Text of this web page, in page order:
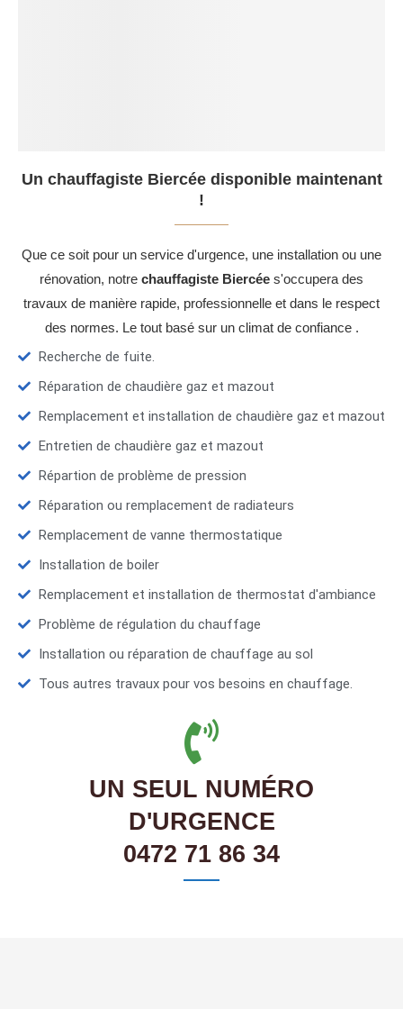
Un chauffagiste Biercée disponible maintenant
!
Que ce soit pour un service d'urgence, une installation ou une
rénovation, notre chauffagiste Biercée s'occupera des
travaux de manière rapide, professionnelle et dans le respect
des normes. Le tout basé sur un climat de confiance .
Recherche de fuite.
Réparation de chaudière gaz et mazout
Remplacement et installation de chaudière gaz et mazout
Entretien de chaudière gaz et mazout
Répartion de problème de pression
Réparation ou remplacement de radiateurs
Remplacement de vanne thermostatique
Installation de boiler
Remplacement et installation de thermostat d'ambiance
Problème de régulation du chauffage
Installation ou réparation de chauffage au sol
Tous autres travaux pour vos besoins en chauffage.
UN SEUL NUMÉRO
D'URGENCE
0472 71 86 34